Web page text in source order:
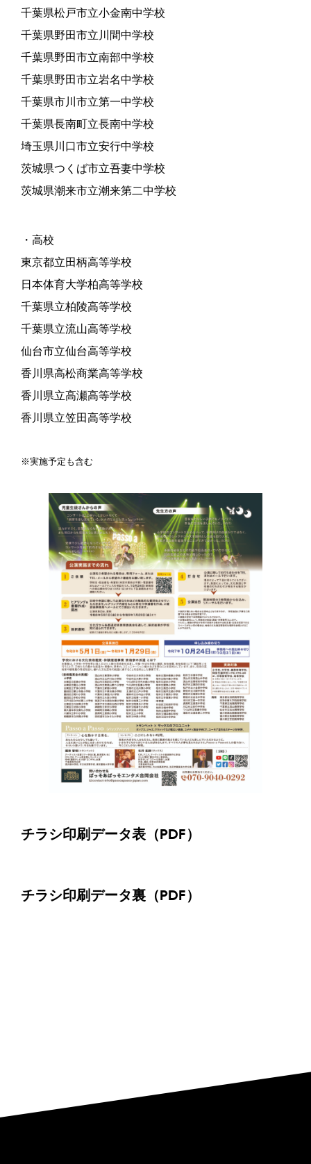
千葉県松戸市立小金南中学校
千葉県野田市立川間中学校
千葉県野田市立南部中学校
千葉県野田市立岩名中学校
千葉県市川市立第一中学校
千葉県長南町立長南中学校
埼玉県川口市立安行中学校
茨城県つくば市立吾妻中学校
茨城県潮来市立潮来第二中学校
・高校
東京都立田柄高等学校
日本体育大学柏高等学校
千葉県立柏陵高等学校
千葉県立流山高等学校
仙台市立仙台高等学校
香川県高松商業高等学校
香川県立高瀬高等学校
香川県立笠田高等学校
※実施予定も含む
チラシ印刷データ表（PDF）
チラシ印刷データ裏（PDF）